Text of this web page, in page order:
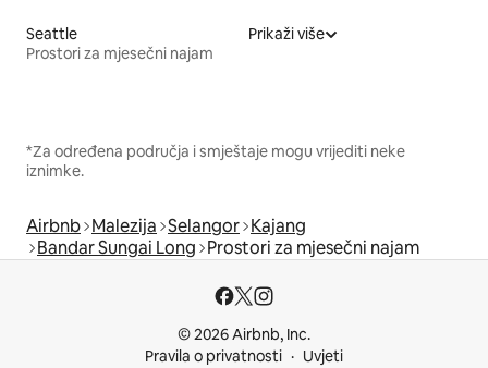
Seattle
Prostori za mjesečni najam
Prikaži više
*Za određena područja i smještaje mogu vrijediti neke
iznimke.
Airbnb Malezija Selangor Kajang
Bandar Sungai Long Prostori za mjesečni najam
© 2026 Airbnb, Inc.
Pravila o privatnosti
Uvjeti